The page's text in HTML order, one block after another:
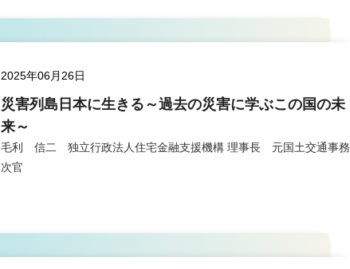
2025年06月26日
災害列島日本に生きる～過去の災害に学ぶこの国の未
来～
毛利 信二 独立行政法人住宅金融支援機構 理事長 元国土交通事務
次官